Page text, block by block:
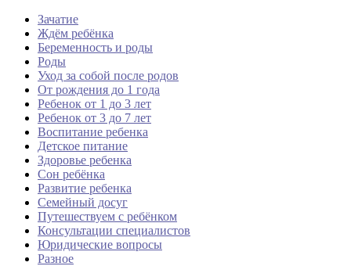
Зачатие
Ждём ребёнка
Беременность и роды
Роды
Уход за собой после родов
От рождения до 1 года
Ребенок от 1 до 3 лет
Ребенок от 3 до 7 лет
Воспитание ребенка
Детское питание
Здоровье ребенка
Сон ребёнка
Развитие ребенка
Семейный досуг
Путешествуем с ребёнком
Консультации специалистов
Юридические вопросы
Разное